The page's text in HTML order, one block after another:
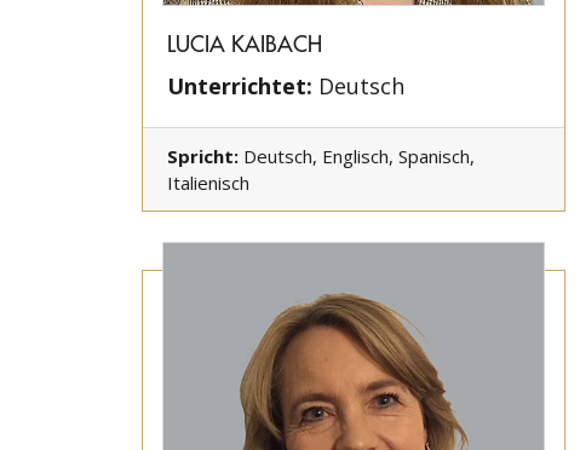
LUCIA KAIBACH
Unterrichtet: Deutsch
Spricht: Deutsch, Englisch, Spanisch,
Italienisch